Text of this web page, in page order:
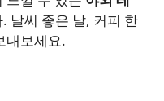
날씨 좋은 날, 커피 한
내보세요.